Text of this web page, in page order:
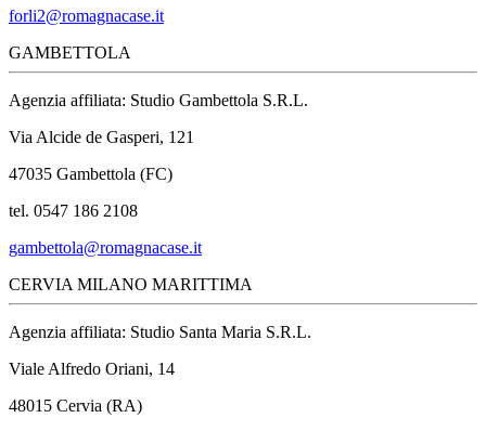
forli2@romagnacase.it
GAMBETTOLA
Agenzia affiliata: Studio Gambettola S.R.L.
Via Alcide de Gasperi, 121
47035 Gambettola (FC)
tel. 0547 186 2108
gambettola@romagnacase.it
CERVIA MILANO MARITTIMA
Agenzia affiliata: Studio Santa Maria S.R.L.
Viale Alfredo Oriani, 14
48015 Cervia (RA)